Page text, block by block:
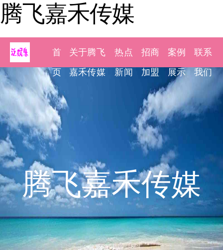
腾飞嘉禾传媒
首
页
关于腾飞
嘉禾传媒
热点
新闻
招商
加盟
案例
展示
联系
我们
腾飞嘉禾传媒